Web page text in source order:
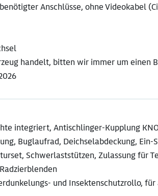
Anschlüsse, ohne Videokabel
handelt, bitten wir immer um einen
integriert, Antischlinger-Kupplung
Buglaufrad, Deichselabdeckung,
Schwerlaststützen, Zulassung für
und Insektenschutzrollo,